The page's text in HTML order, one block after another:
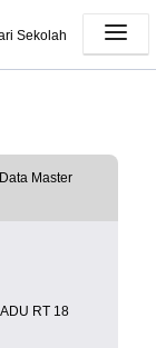
Sekolah
RT 18
Master